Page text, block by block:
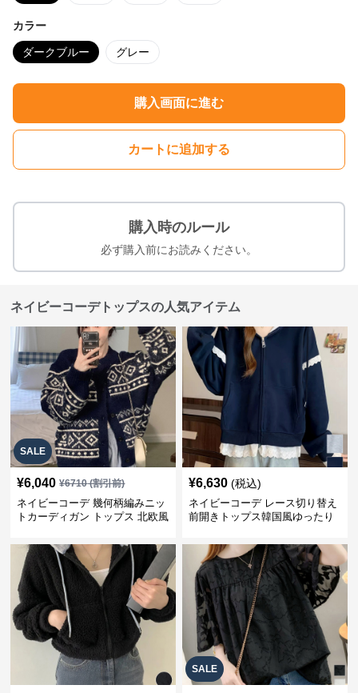
カラー
ダークブルー グレー
購入画面に進む
カートに追加する
購入時のルール
必ず購入前にお読みください。
ネイビーコーデトップスの人気アイテム
SALE
¥6,040 ¥6710(割引前)
ネイビーコーデ 幾何柄編みニッ
トカーディガン トップス 北欧風
¥6,630 (税込)
ネイビーコーデ レース切り替え
前開きトップス韓国風ゆったり
SALE